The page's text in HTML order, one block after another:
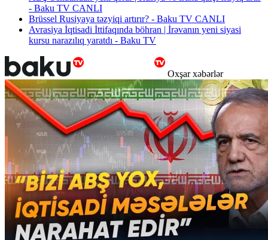
- Baku TV CANLI
Brüssel Rusiyaya təzyiqi artırır? - Baku TV CANLI
Avrasiya İqtisadi İttifaqında böhran | İrəvanın yeni siyasi
kursu narazılıq yaratdı - Baku TV
Oxşar xəbərlər